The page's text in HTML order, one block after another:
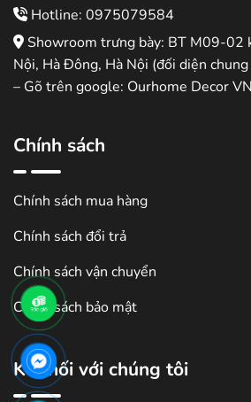
Hotline: 0975079584
Showroom trưng bày: BT M09-02
Nội, Hà Đông, Hà Nội (đối diện
– Gõ trên google: Ourhome Decor VN
Chính sách
Chính sách mua hàng
Chính sách đổi trả
Chính sách vận chuyển
Chính sách bảo mật
Kết nối với chúng tôi